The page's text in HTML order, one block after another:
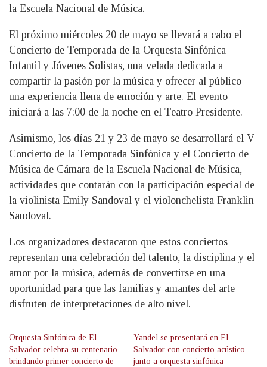
la Escuela Nacional de Música.
El próximo miércoles 20 de mayo se llevará a cabo el
Concierto de Temporada de la Orquesta Sinfónica
Infantil y Jóvenes Solistas, una velada dedicada a
compartir la pasión por la música y ofrecer al público
una experiencia llena de emoción y arte. El evento
iniciará a las 7:00 de la noche en el Teatro Presidente.
Asimismo, los días 21 y 23 de mayo se desarrollará el V
Concierto de la Temporada Sinfónica y el Concierto de
Música de Cámara de la Escuela Nacional de Música,
actividades que contarán con la participación especial de
la violinista Emily Sandoval y el violonchelista Franklin
Sandoval.
Los organizadores destacaron que estos conciertos
representan una celebración del talento, la disciplina y el
amor por la música, además de convertirse en una
oportunidad para que las familias y amantes del arte
disfruten de interpretaciones de alto nivel.
Orquesta Sinfónica de El
Salvador celebra su centenario
brindando primer concierto de
Yandel se presentará en El
Salvador con concierto acústico
junto a orquesta sinfónica